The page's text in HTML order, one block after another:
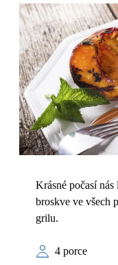
Krásné počasí
broskve ve všech
grilu.
4 porce